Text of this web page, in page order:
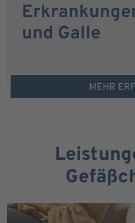
und Galle
MEHR